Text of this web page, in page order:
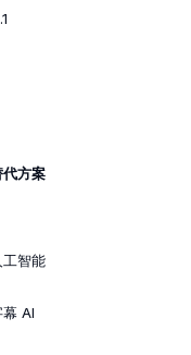
方案
智能
幕 AI